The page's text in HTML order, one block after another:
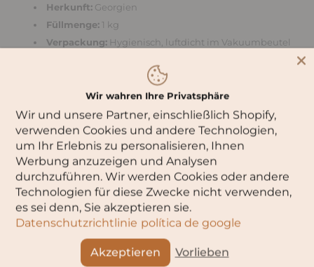
Herkunft:Georgien
Füllmenge:1 kg
Verpackung:Hygienisch, luftdicht im Vakuumbeutel
Lagerung:Trocken und kühl aufbewahren – ideal
Hinweis zur Lagerung:
Bitte beachten Sie, dass das Produkt bei unsachgemäßer
Lagerung – insbesondere bei höheren Temperaturen –
verderben kann. Mögliche Folgen sind z. B. Bitterkeit oder
der Befall durch Mehlwürmer und Käfer.
✔ Naturbelassen
✔ Ohne Zusatzstoffe
✔ Authentischer Geschmack aus der georgischen Küche
Bringen Sie mit diesem hochwertigen Maismehl ein Stück
georgischer Tradition in Ihre Küche!
Wir wahren Ihre Privatsphäre
Wir und unsere Partner, einschließlich Shopify,
verwenden Cookies und andere Technologien,
um Ihr Erlebnis zu personalisieren, Ihnen
Werbung anzuzeigen und Analysen
durchzuführen. Wir werden Cookies oder andere
Technologien für diese Zwecke nicht verwenden,
es sei denn, Sie akzeptieren sie.
Datenschutzrichtlinie política de google
Akzeptieren Vorlieben